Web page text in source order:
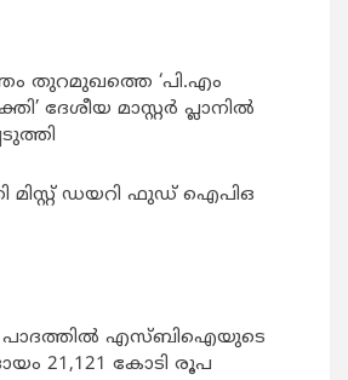
തുറമുഖത്തെ ‘പി.എം
ദേശീയ മാസ്റ്റർ പ്ലാനിൽ
മിസ്റ്റ് ഡയറി ഫുഡ് ഐപിഒ
പാദത്തിൽ എസ്ബിഐയുടെ
21,121 കോടി രൂപ